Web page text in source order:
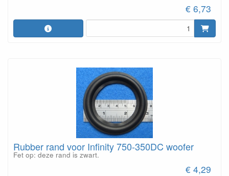
€ 6,73
Rubber rand voor Infinity 750-350DC woofer
Fet op: deze rand is zwart.
€ 4,29